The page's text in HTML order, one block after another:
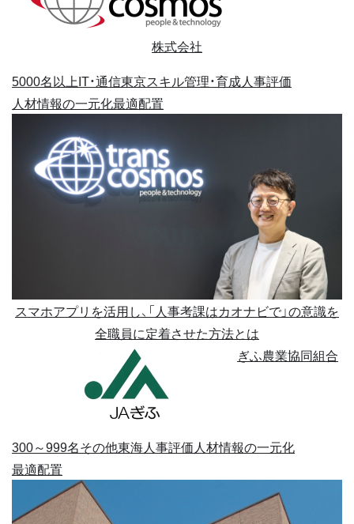
株式会社
5000名以上IT・通信東京スキル管理・育成人事評価
人材情報の一元化最適配置
スマホアプリを活用し、「人事考課はカオナビで」の意識を
全職員に定着させた方法とは
ぎふ農業協同組合
300～999名その他東海人事評価人材情報の一元化
最適配置